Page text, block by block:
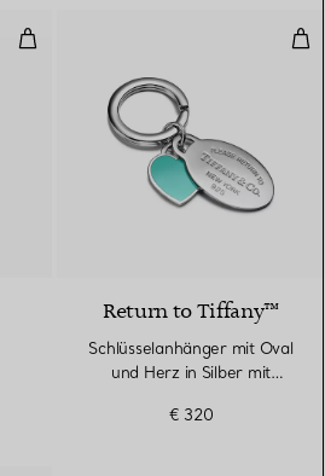
Schmaler Schal aus
Return to Tiffany™
Schlüsselanhänger mit Oval
und Herz in Silber mit
€ 320